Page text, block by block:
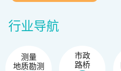
行业导航
测量
地质勘测
市政
路桥